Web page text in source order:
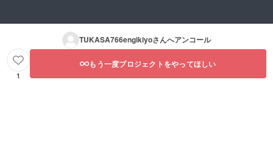
TUKASA766engikiyoさんへアンコール
1
もう一度プロジェクトをやってほしい